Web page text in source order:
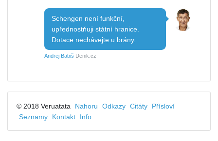
Schengen není funkční,
upřednostňuji státní hranice.
Dotace nechávejte u brány.
Andrej Babiš Denik.cz
© 2018 Veruatata Nahoru Odkazy Citáty
Přísloví
Seznamy
Kontakt Info